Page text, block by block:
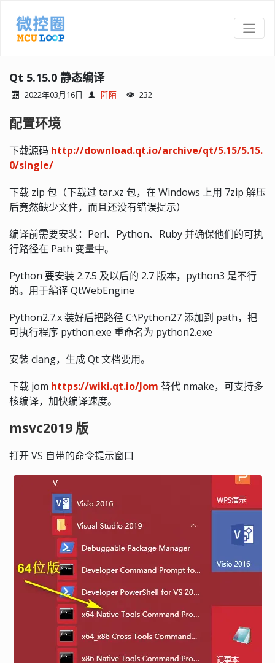
Qt 5.15.0 静态编译
2022年03月16日 阡陌 232
配置环境
下载源码 http://download.qt.io/archive/qt/5.15/5.15.
0/single/
下载 zip 包（下载过 tar.xz 包，在 Windows 上用 7zip 解压
后竟然缺少文件，而且还没有错误提示）
编译前需要安装：Perl、Python、Ruby 并确保他们的可执
行路径在 Path 变量中。
Python 要安装 2.7.5 及以后的 2.7 版本，python3 是不行
的。用于编译 QtWebEngine
Python2.7.x 装好后把路径 C:\Python27 添加到 path，把
可执行程序 python.exe 重命名为 python2.exe
安装 clang，生成 Qt 文档要用。
下载 jom https://wiki.qt.io/Jom 替代 nmake，可支持多
核编译，加快编译速度。
msvc2019 版
打开 VS 自带的命令提示窗口